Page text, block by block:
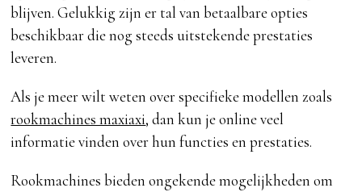
blijven. Gelukkig zijn er tal van betaalbare opties
beschikbaar die nog steeds uitstekende prestaties
leveren.
Als je meer wilt weten over specifieke modellen zoals
rookmachines maxiaxi, dan kun je online veel
informatie vinden over hun functies en prestaties.
Rookmachines bieden ongekende mogelijkheden om